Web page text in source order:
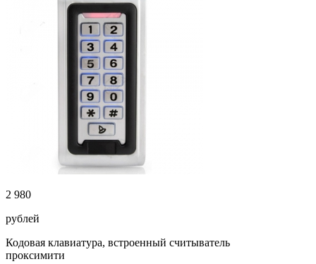
2 980
рублей
Кодовая клавиатура, встроенный считыватель
проксимити